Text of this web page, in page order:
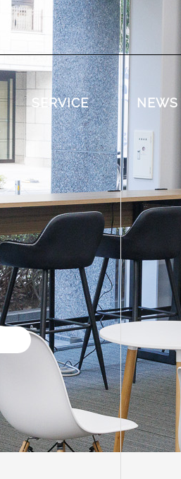
SERVICE NEWS